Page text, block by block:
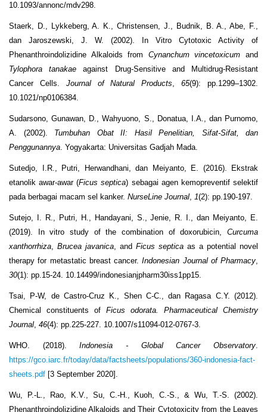
10.1093/annonc/mdv298.
Staerk, D., Lykkeberg, A. K., Christensen, J., Budnik, B. A., Abe, F.,
dan Jaroszewski, J. W. (2002). In Vitro Cytotoxic Activity of
Phenanthroindolizidine Alkaloids from Cynanchum vincetoxicum and
Tylophora tanakae against Drug-Sensitive and Multidrug-Resistant
Cancer Cells. Journal of Natural Products,65(9): pp.1299–1302.
10.1021/np0106384.
Sudarsono, Gunawan, D., Wahyuono, S., Donatua, I.A., dan Purnomo,
A. (2002). Tumbuhan Obat II: Hasil Penelitian, Sifat-Sifat, dan
Penggunannya. Yogyakarta: Universitas Gadjah Mada.
Sutedjo, I.R., Putri, Herwandhani, dan Meiyanto, E. (2016). Ekstrak
etanolik awar-awar (Ficus septica) sebagai agen kemopreventif selektif
pada berbagai macam sel kanker. NurseLine Journal, 1(2): pp.190-197.
Sutejo, I. R., Putri, H., Handayani, S., Jenie, R. I., dan Meiyanto, E.
(2019). In vitro study of the combination of doxorubicin, Curcuma
xanthorrhiza, Brucea javanica, and Ficus septica as a potential novel
therapy for metastatic breast cancer.Indonesian Journal of Pharmacy,
30(1): pp.15-24. 10.14499/indonesianjpharm30iss1pp15.
Tsai, P-W, de Castro-Cruz K., Shen C-C., dan Ragasa C.Y. (2012).
Chemical constituents of Ficus odorata. Pharmaceutical Chemistry
Journal, 46(4): pp.225-227. 10.1007/s11094-012-0767-3.
WHO. (2018).Indonesia - Global CancerObservatory.
https://gco.iarc.fr/today/data/factsheets/populations/360-indonesia-fact-
sheets.pdf [3 September 2020].
Wu, P.-L., Rao, K.V., Su, C.-H., Kuoh, C.-S., & Wu, T.-S. (2002).
Phenanthroindolizidine Alkaloids and Their Cytotoxicity from the Leaves